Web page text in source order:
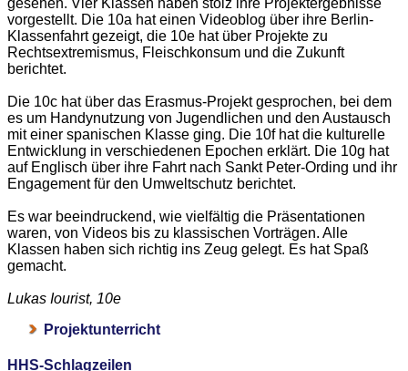
gesehen. Vier Klassen haben stolz ihre Projektergebnisse
vorgestellt. Die 10a hat einen Videoblog über ihre Berlin-
Klassenfahrt gezeigt, die 10e hat über Projekte zu
Rechtsextremismus, Fleischkonsum und die Zukunft
berichtet.
Die 10c hat über das Erasmus-Projekt gesprochen, bei dem
es um Handynutzung von Jugendlichen und den Austausch
mit einer spanischen Klasse ging. Die 10f hat die kulturelle
Entwicklung in verschiedenen Epochen erklärt. Die 10g hat
auf Englisch über ihre Fahrt nach Sankt Peter-Ording und ihr
Engagement für den Umweltschutz berichtet.
Es war beeindruckend, wie vielfältig die Präsentationen
waren, von Videos bis zu klassischen Vorträgen. Alle
Klassen haben sich richtig ins Zeug gelegt. Es hat Spaß
gemacht.
Lukas Iourist, 10e
Projektunterricht
HHS-Schlagzeilen